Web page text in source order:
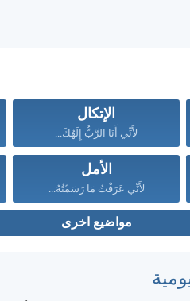
الإتكال
لأَنِّي أَنَا الرَّبُّ إِلَهُكَ...
الأمل
لأَنِّي عَرَفْتُ مَا رَسَمْتُهُ...
مواضيع اخرى